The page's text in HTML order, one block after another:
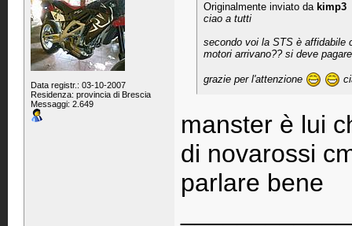
Data registr.: 03-10-2007
Residenza: provincia di Brescia
Messaggi: 2.649
Originalmente inviato da kimp3
ciao a tutti
secondo voi la STS è affidabile
motori arrivano?? si deve
grazie per l'attenzione
manster è lui
di novarossi
parlare bene